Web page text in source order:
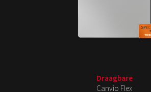
Draagbare
Canvio Flex